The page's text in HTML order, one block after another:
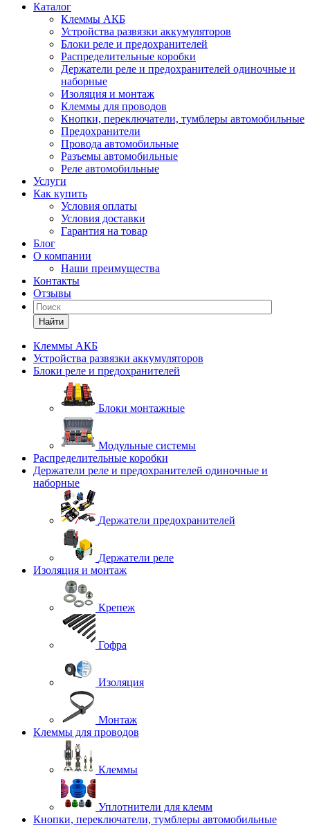
Каталог
Клеммы АКБ
Устройства развязки аккумуляторов
Блоки реле и предохранителей
Распределительные коробки
Держатели реле и предохранителей одиночные и
наборные
Изоляция и монтаж
Клеммы для проводов
Кнопки, переключатели, тумблеры автомобильные
Предохранители
Провода автомобильные
Разъемы автомобильные
Реле автомобильные
Услуги
Как купить
Условия оплаты
Условия доставки
Гарантия на товар
Блог
О компании
Наши преимущества
Контакты
Отзывы
Найти
Клеммы АКБ
Устройства развязки аккумуляторов
Блоки реле и предохранителей
Блоки монтажные
Модульные системы
Распределительные коробки
Держатели реле и предохранителей одиночные и
наборные
Держатели предохранителей
Держатели реле
Изоляция и монтаж
Крепеж
Гофра
Изоляция
Монтаж
Клеммы для проводов
Клеммы
Уплотнители для клемм
Кнопки, переключатели, тумблеры автомобильные